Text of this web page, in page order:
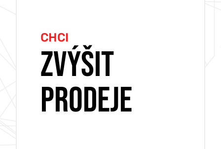
YOUTUBE REKLAMA
FOTOGRAFIE
CHCI
ZVÝŠIT
PRODEJE